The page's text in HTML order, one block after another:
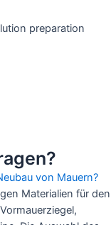
von Mauern?
Materialien für den